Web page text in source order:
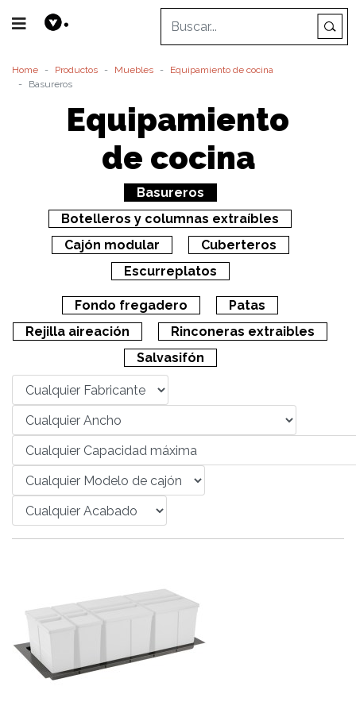
Home Productos Muebles
Equipamiento de cocina
Basureros
Equipamiento
de cocina
Basureros
Botelleros y columnas extraíbles
Cajón modular
Cuberteros
Escurreplatos
Fondo fregadero
Patas
Rejilla aireación
Rinconeras extraibles
Salvasifón